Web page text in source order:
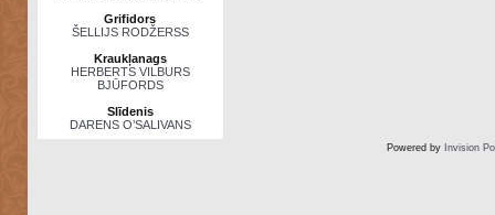
Grifidors
ŠELLIJS RODŽERSS
Kraukļanags
HERBERTS VILBURS
BJŪFORDS
Slīdenis
DARENS O’SALIVANS
Powered by Invision